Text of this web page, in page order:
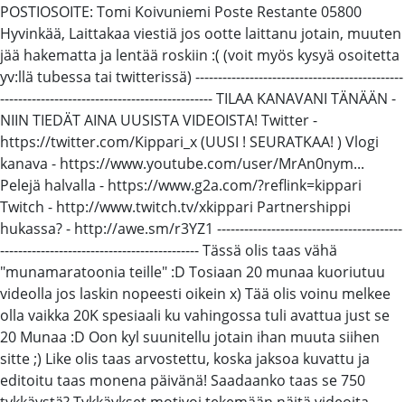
POSTIOSOITE: Tomi Koivuniemi Poste Restante 05800
Hyvinkää, Laittakaa viestiä jos ootte laittanu jotain, muuten
jää hakematta ja lentää roskiin :( (voit myös kysyä osoitetta
yv:llä tubessa tai twitterissä) ----------------------------------------­------
----------------------------------­------------- TILAA KANAVANI TÄNÄÄN -
NIIN TIEDÄT AINA UUSISTA VIDEOISTA! Twitter -
https://twitter.com/Kippari_x (UUSI ! SEURATKAA! ) Vlogi
kanava - https://www.youtube.com/user/MrAn0nym...
Pelejä halvalla - https://www.g2a.com/?reflink=kippari
Twitch - http://www.twitch.tv/xkippari Partnershippi
hukassa? - http://awe.sm/r3YZ1 ----------------------------------------­-
---------------------------------------­----- Tässä olis taas vähä
"munamaratoonia teille" :D Tosiaan 20 munaa kuoriutuu
videolla jos laskin nopeesti oikein x) Tää olis voinu melkee
olla vaikka 20K spesiaali ku vahingossa tuli avattua just se
20 Munaa :D Oon kyl suunitellu jotain ihan muuta siihen
sitte ;) Like olis taas arvostettu, koska jaksoa kuvattu ja
editoitu taas monena päivänä! Saadaanko taas se 750